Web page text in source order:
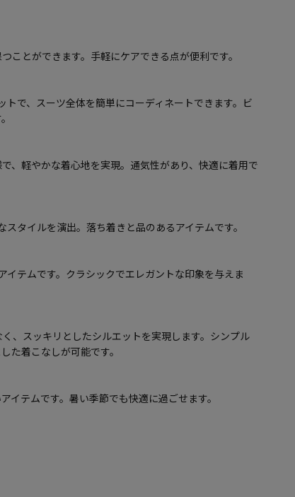
ことができます。手軽にケアできる点が便利です。
トで、スーツ全体を簡単にコーディネートできます。ビ
、軽やかな着心地を実現。通気性があり、快適に着用で
タイルを演出。落ち着きと品のあるアイテムです。
イテムです。クラシックでエレガントな印象を与えま
、スッキリとしたシルエットを実現します。シンプル
た着こなしが可能です。
イテムです。暑い季節でも快適に過ごせます。